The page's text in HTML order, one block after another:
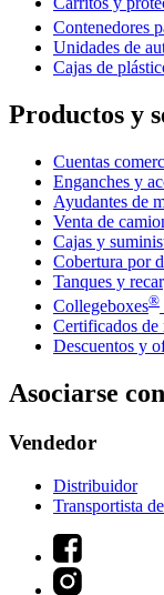
Contenedores
Unidades de
Cajas de
Productos y
Cuentas
Enganches y
Ayudantes de
Venta de
Cajas y
Cobertura por
Tanques y
Collegeboxes®
Certificados de
Descuentos y
Asociarse
Vendedor
Distribuidor
Transportista